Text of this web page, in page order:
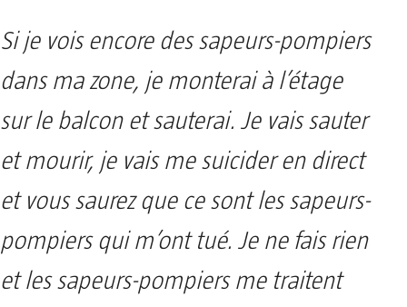
Si je vois encore des sapeurs-pompiers
dans ma zone, je monterai à l’étage
sur le balcon et sauterai. Je vais sauter
et mourir, je vais me suicider en direct
et vous saurez que ce sont les sapeurs-
pompiers qui m’ont tué. Je ne fais rien
et les sapeurs-pompiers me traitent